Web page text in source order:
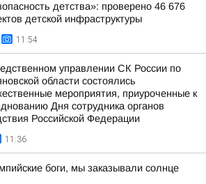
детства»: проверено 46 676
детской инфраструктуры
11:54
управлении СК России по
области состоялись
мероприятия, приуроченные к
Дня сотрудника органов
Российской Федерации
11:36
боги, мы заказывали солнце